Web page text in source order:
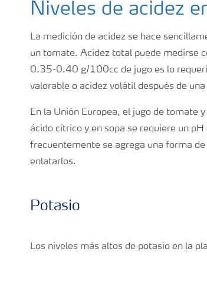
Niveles de acidez
La medición de acidez se hace
un tomate. Acidez total puede medirse
0.35-0.40 g/100cc de jugo es lo
valorable o acidez volátil después de
En la Unión Europea, el jugo de tomate
ácido cítrico y en sopa se requiere un
frecuentemente se agrega una forma
enlatarlos.
Potasio
Los niveles más altos de potasio en la